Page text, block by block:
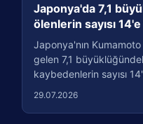
Japonya'da 7,1
ölenlerin sayısı
Japonya'nın
gelen 7,1
kaybedenlerin sayısı
29.07.2026